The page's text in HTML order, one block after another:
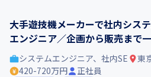
大手遊技機メーカーで社内シス
エンジニア／企画から販売まで
システムエンジニア、社内SE
東
420-720万円
正社員